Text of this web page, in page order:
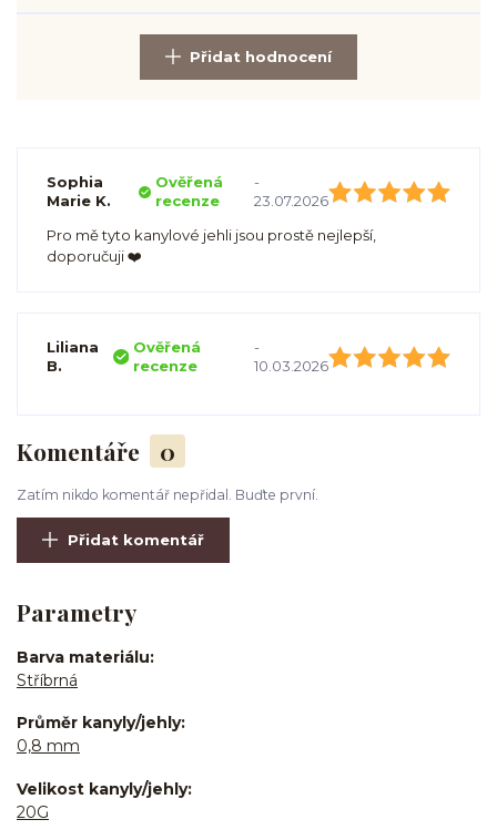
Přidat hodnocení
Sophia
Marie K.
Ověřená
recenze
-
23.07.2026
Pro mě tyto kanylové jehli jsou prostě nejlepší,
doporučuji ❤️
Liliana
B.
Ověřená
recenze
-
10.03.2026
Komentáře 0
Zatím nikdo komentář nepřidal. Buďte první.
Přidat komentář
Parametry
Barva materiálu
Stříbrná
Průměr kanyly/jehly
0,8 mm
Velikost kanyly/jehly
20G